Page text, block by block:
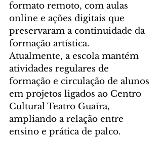
formato remoto, com aulas
online e ações digitais que
preservaram a continuidade da
formação artística.
Atualmente, a escola mantém
atividades regulares de
formação e circulação de alunos
em projetos ligados ao Centro
Cultural Teatro Guaíra,
ampliando a relação entre
ensino e prática de palco.